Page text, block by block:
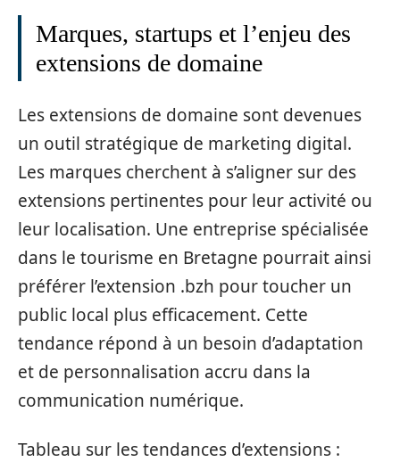
Marques, startups et l’enjeu des
extensions de domaine
Les extensions de domaine sont devenues
un outil stratégique de marketing digital.
Les marques cherchent à s’aligner sur des
extensions pertinentes pour leur activité ou
leur localisation. Une entreprise spécialisée
dans le tourisme en Bretagne pourrait ainsi
préférer l’extension .bzh pour toucher un
public local plus efficacement. Cette
tendance répond à un besoin d’adaptation
et de personnalisation accru dans la
communication numérique.
Tableau sur les tendances d’extensions :